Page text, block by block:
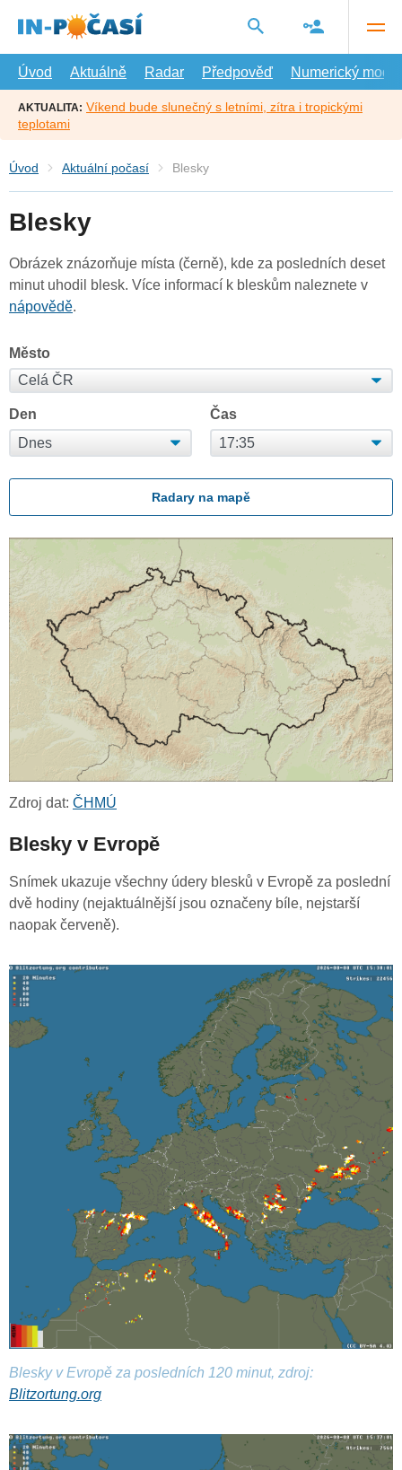
hlavní
Úvod
Aktuálně Radar Předpověď Numerický model
AKTUALITA: Víkend bude slunečný s letními, zítra i tropickými
teplotami
Úvod Aktuální počasí Blesky
Blesky
Obrázek znázorňuje místa (černě), kde za posledních deset
minut uhodil blesk. Více informací k bleskům naleznete v
nápovědě.
Město
Den Čas
Radary na mapě
Zdroj dat: ČHMÚ
Blesky v Evropě
Snímek ukazuje všechny údery blesků v Evropě za poslední
dvě hodiny (nejaktuálnější jsou označeny bíle, nejstarší
naopak červeně).
Blesky v Evropě za posledních 120 minut, zdroj:
Blitzortung.org